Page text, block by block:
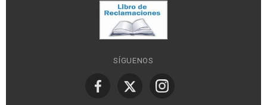
SÍGUENOS